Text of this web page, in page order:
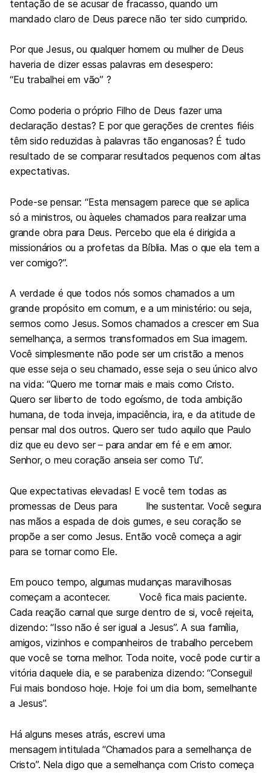
tentação de se acusar de fracasso, quando um
mandado claro de Deus parece não ter sido cumprido.
Por que Jesus, ou qualquer homem ou mulher de Deus
haveria de dizer essas palavras em desespero:
“Eu trabalhei em vão” ?
Como poderia o próprio Filho de Deus fazer uma
declaração destas? E por que gerações de crentes fiéis
têm sido reduzidas à palavras tão enganosas? É tudo
resultado de se comparar resultados pequenos com altas
expectativas.
Pode-se pensar: “Esta mensagem parece que se aplica
só a ministros, ou àqueles chamados para realizar uma
grande obra para Deus. Percebo que ela é dirigida a
missionários ou a profetas da Bíblia. Mas o que ela tem a
ver comigo?”.
A verdade é que todos nós somos chamados a um
grande propósito em comum, e a um ministério: ou seja,
sermos como Jesus. Somos chamados a crescer em Sua
semelhança, a sermos transformados em Sua imagem.
Você simplesmente não pode ser um cristão a menos
que esse seja o seu chamado, esse seja o seu único alvo
na vida: “Quero me tornar mais e mais como Cristo.
Quero ser liberto de todo egoísmo, de toda ambição
humana, de toda inveja, impaciência, ira, e da atitude de
pensar mal dos outros. Quero ser tudo aquilo que Paulo
diz que eu devo ser – para andar em fé e em amor.
Senhor, o meu coração anseia ser como Tu”.
Que expectativas elevadas! E você tem todas as
promessas de Deus para lhe sustentar. Você segura
nas mãos a espada de dois gumes, e seu coração se
propõe a ser como Jesus. Então você começa a agir
para se tornar como Ele.
Em pouco tempo, algumas mudanças maravilhosas
começam a acontecer. Você fica mais paciente.
Cada reação carnal que surge dentro de si, você rejeita,
dizendo: “Isso não é ser igual a Jesus”. A sua família,
amigos, vizinhos e companheiros de trabalho percebem
que você se torna melhor. Toda noite, você pode curtir a
vitória daquele dia, e se parabeniza dizendo: “Consegui!
Fui mais bondoso hoje. Hoje foi um dia bom, semelhante
a Jesus”.
Há alguns meses atrás, escrevi uma
mensagem intitulada “Chamados para a semelhança de
Cristo”. Nela digo que a semelhança com Cristo começa